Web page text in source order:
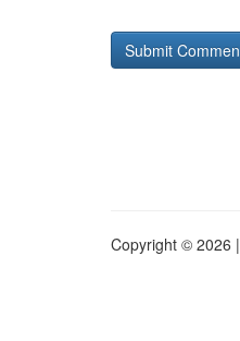
Copyright © 2026 |